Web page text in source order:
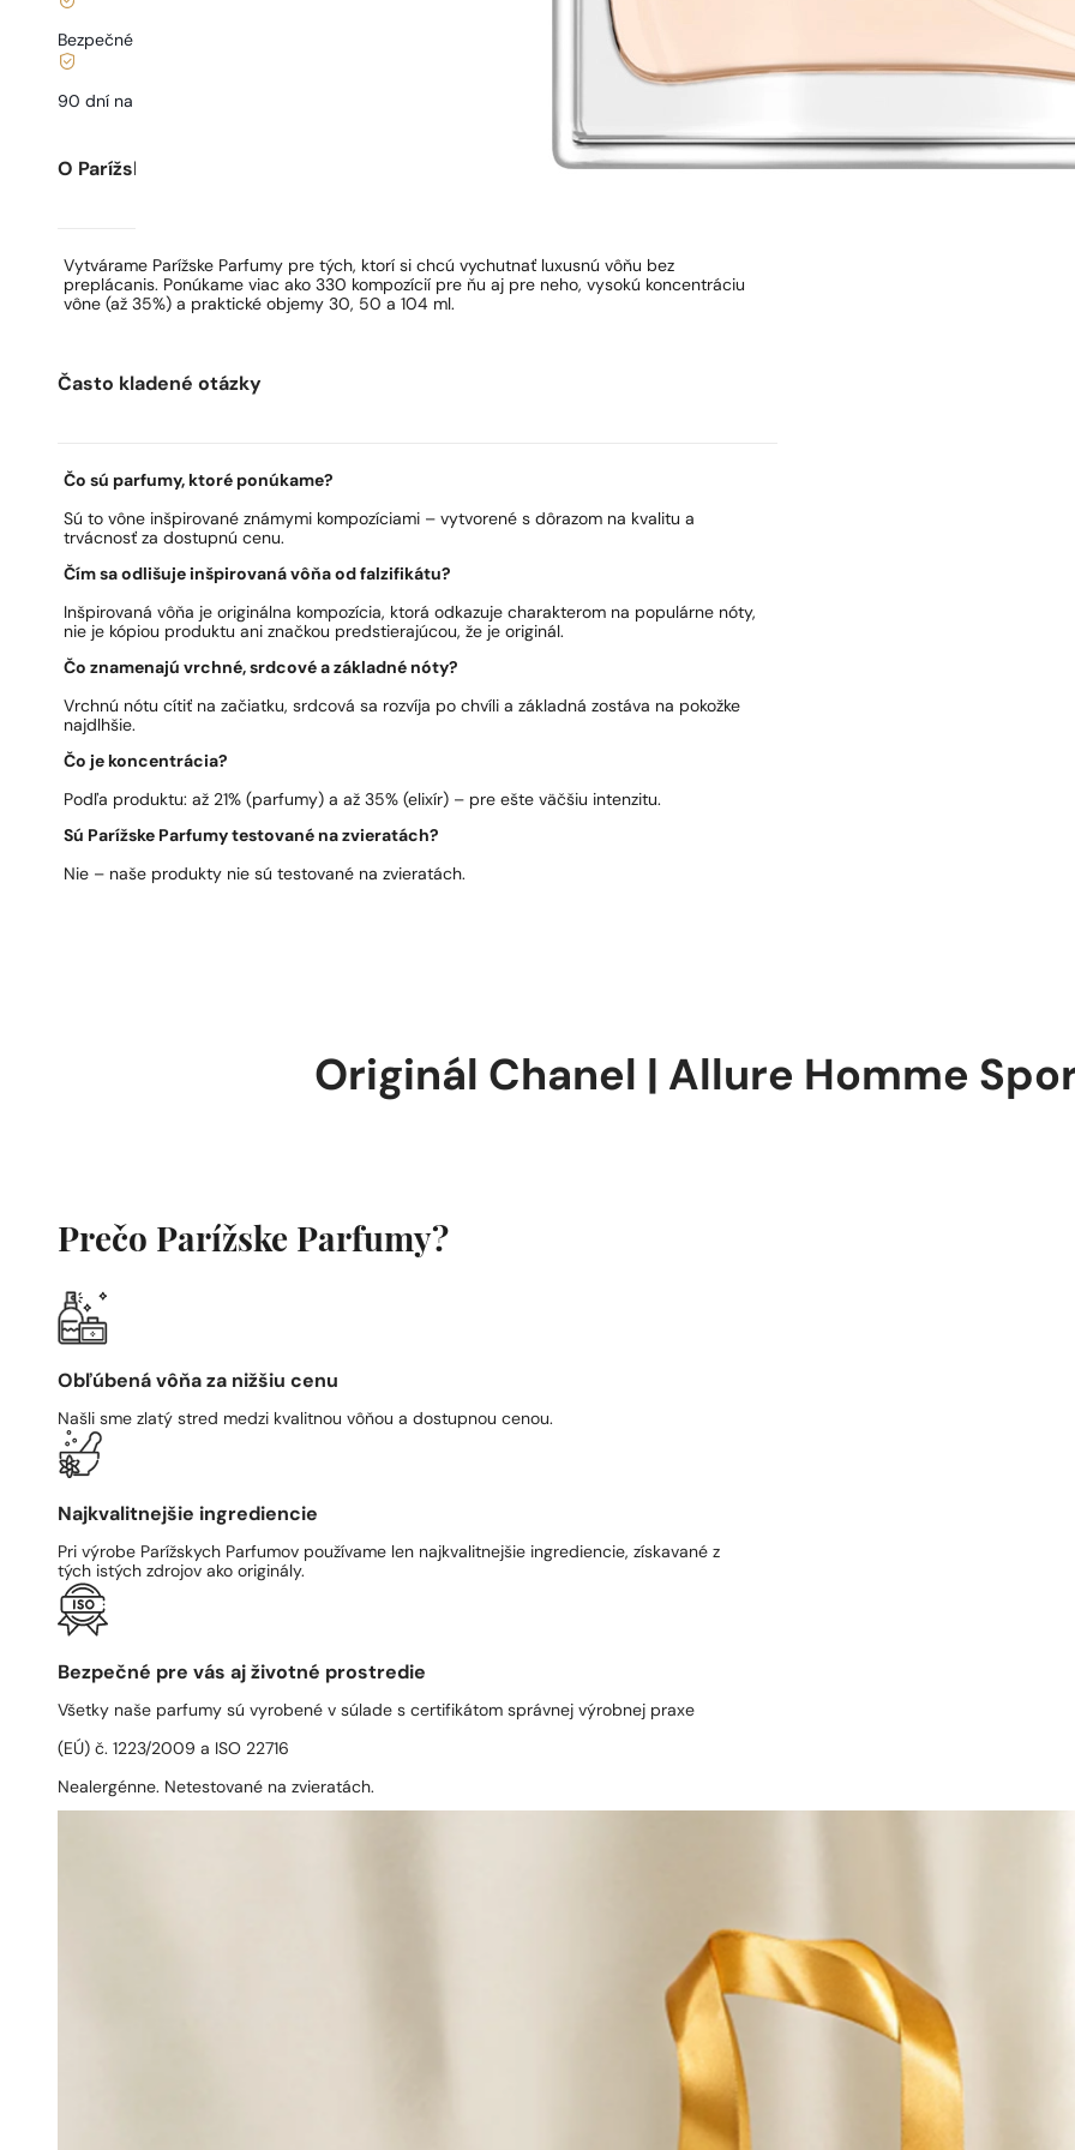
Bezpečné nakupovanie a platby
90 dní na
O Parížskych Parfumoch
Vytvárame Parížske Parfumy pre tých, ktorí si chcú vychutnať luxusnú vôňu bez
preplácanis. Ponúkame viac ako 330 kompozícií pre ňu aj pre neho, vysokú koncentráciu
vône (až 35%) a praktické objemy 30, 50 a 104 ml.
Často kladené otázky
Čo sú parfumy, ktoré ponúkame?
Sú to vône inšpirované známymi kompozíciami – vytvorené s dôrazom na kvalitu a
trvácnosť za dostupnú cenu.
Čím sa odlišuje inšpirovaná vôňa od falzifikátu?
Inšpirovaná vôňa je originálna kompozícia, ktorá odkazuje charakterom na populárne nóty,
nie je kópiou produktu ani značkou predstierajúcou, že je originál.
Čo znamenajú vrchné, srdcové a základné nóty?
Vrchnú nótu cítiť na začiatku, srdcová sa rozvíja po chvíli a základná zostáva na pokožke
najdlhšie.
Čo je koncentrácia?
Podľa produktu: až 21% (parfumy) a až 35% (elixír) – pre ešte väčšiu intenzitu.
Sú Parížske Parfumy testované na zvieratách?
Nie – naše produkty nie sú testované na zvieratách.
Originál Chanel | Allure Homme
Prečo Parížske Parfumy?
Obľúbená vôňa za nižšiu cenu
Našli sme zlatý stred medzi kvalitnou vôňou a dostupnou cenou.
Najkvalitnejšie ingrediencie
Pri výrobe Parížskych Parfumov používame len najkvalitnejšie ingrediencie, získavané z
tých istých zdrojov ako originály.
Bezpečné pre vás aj životné prostredie
Všetky naše parfumy sú vyrobené v súlade s certifikátom správnej výrobnej praxe
(EÚ) č. 1223/2009 a ISO 22716
Nealergénne. Netestované na zvieratách.